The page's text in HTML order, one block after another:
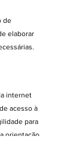
de
elaborar
internet
acesso à
para
orientação